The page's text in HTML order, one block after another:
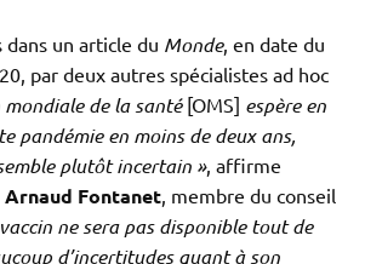
dans un article du Monde, en date du
par deux autres spécialistes ad hoc
mondiale de la santé [OMS] espère en
pandémie en moins de deux ans,
plutôt incertain », affirme
Arnaud Fontanet, membre du conseil
ne sera pas disponible tout de
d’incertitudes quant à son